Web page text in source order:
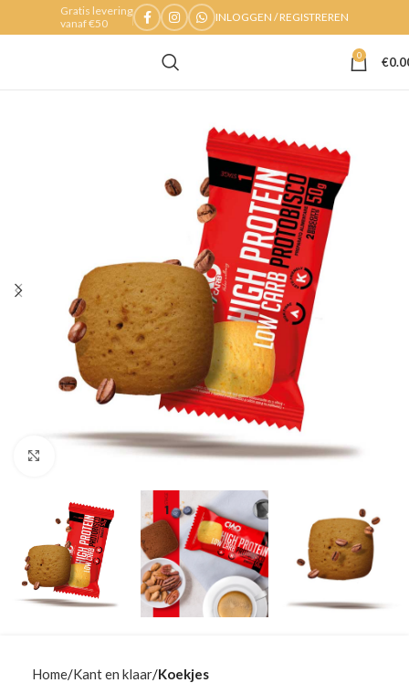
Gratis levering
vanaf €50
INLOGGEN / REGISTREREN
0 €
Klik om te vergroten
Home Kant en klaar Koekjes